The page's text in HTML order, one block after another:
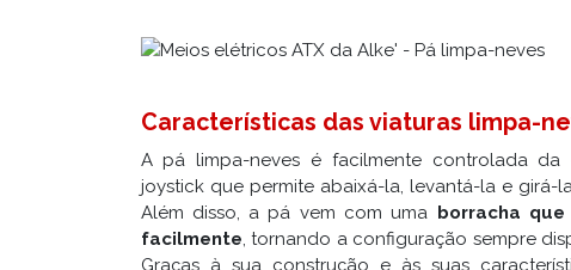
Características das viaturas limpa-
A pá limpa-neves é facilmente controlada da
joystick que permite abaixá-la, levantá-la e girá-
Além disso, a pá vem com uma borracha
facilmente, tornando a configuração sempre
Graças à sua construção e às suas